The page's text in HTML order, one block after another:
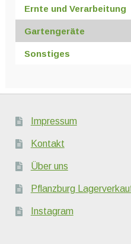
Ernte und Verarbeitung
Gartengeräte
Sonstiges
Impressum
Kontakt
Über uns
Pflanzburg
Instagram